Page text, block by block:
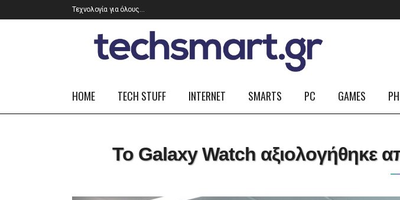
Τεχνολογία για όλους…
HOME TECH STUFF INTERNET SMARTS PC GAMES
Το Galaxy Watch αξιολογήθηκε